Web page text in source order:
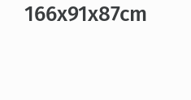
166x91x87cm